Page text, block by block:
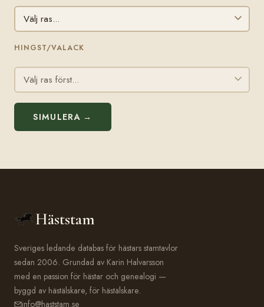
HINGST/VALACK
SIMULERA →
Häststam
Sveriges ledande databas för hästars stamtavlor
sedan 2006. Grundad av Karin Halvarsson
med en passion för hästar och genealogi —
byggd av hästälskare, för hästälskare.
info@haststam.se